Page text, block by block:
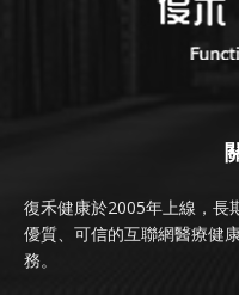
復禾健康於2005年上線，長
優質、可信的互聯網醫療健
務。